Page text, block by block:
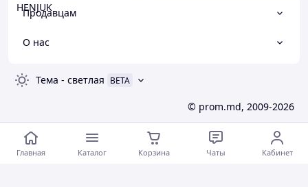
HENJUK
Продавцам
О нас
Тема - светлая BETA
© prom.md, 2009-2026
Главная Каталог Корзина Чаты Кабинет